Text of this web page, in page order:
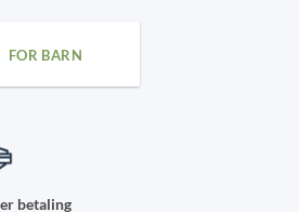
options
on
product
FOR BARN
betaling